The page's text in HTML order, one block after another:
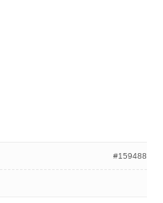
#159488